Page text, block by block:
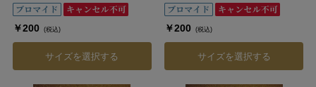
￥200 (税込)
サイズを選択する
￥200 (税込)
サイズを選択する